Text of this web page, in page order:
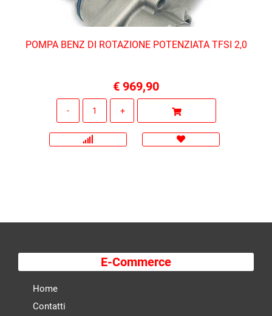
POMPA BENZ DI ROTAZIONE POTENZIATA TFSI 2,0
€ 969,90
E-Commerce
Home
Contatti